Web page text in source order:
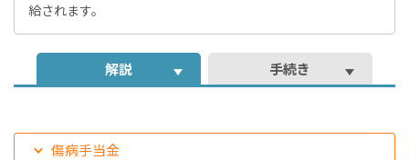
給されます。
解説 手続き
傷病手当金